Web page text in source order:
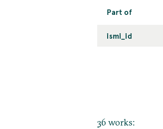
Part of
ismi_id
36 works: